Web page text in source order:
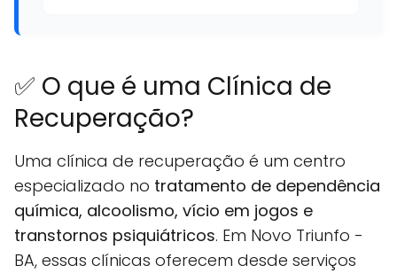
✅ O que é uma Clínica de
Recuperação?
Uma clínica de recuperação é um centro
especializado no tratamento de dependência
química, alcoolismo, vício em jogos e
transtornos psiquiátricos. Em Novo Triunfo -
BA, essas clínicas oferecem desde serviços